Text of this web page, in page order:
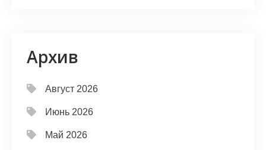
Архив
Август 2026
Июнь 2026
Май 2026